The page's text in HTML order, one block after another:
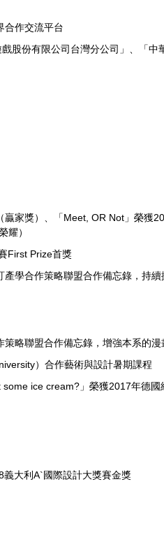
合作交流平台
股份有限公司台灣分公司」、「
贏家獎）、「Meet, OR Not」榮獲
耀）
First Prize首獎
學合作策略聯盟合作備忘錄，持
略聯盟合作備忘錄，增強本系的漫
）合作藝術與設計暑期課程
some ice cream?」榮獲2017年德
義大利A`國際設計大獎賽金獎